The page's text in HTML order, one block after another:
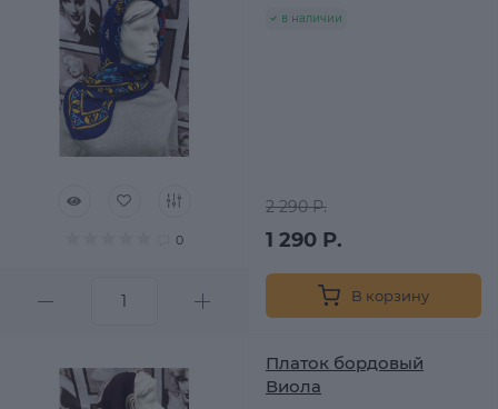
0
в наличии
2 290 Р.
1 290 Р.
В корзину
Платок бордовый
Виола